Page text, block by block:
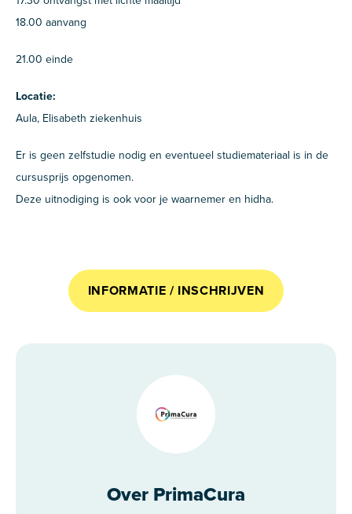
18.00 aanvang
21.00 einde
Locatie:
Aula, Elisabeth ziekenhuis
Er is geen zelfstudie nodig en eventueel studiemateriaal is in de
cursusprijs opgenomen.
Deze uitnodiging is ook voor je waarnemer en hidha.
INFORMATIE / INSCHRIJVEN
Over PrimaCura